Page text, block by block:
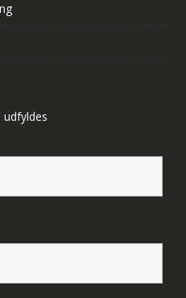
udfyldes